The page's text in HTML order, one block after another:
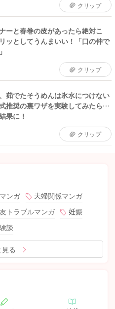
クリップ
ーと春巻の皮があったら絶対こ
ッとしてうんまいい！「口の仲で
クリップ
、茹でたそうめんは氷水につけない
推奨の裏ワザを実験してみたら…
果に！
クリップ
ンガ
夫婦関係マンガ
トラブルマンガ
妊娠
談
る